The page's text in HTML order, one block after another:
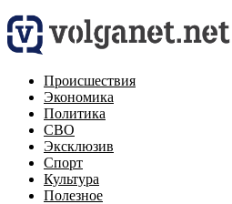
Происшествия
Экономика
Политика
СВО
Эксклюзив
Спорт
Культура
Полезное